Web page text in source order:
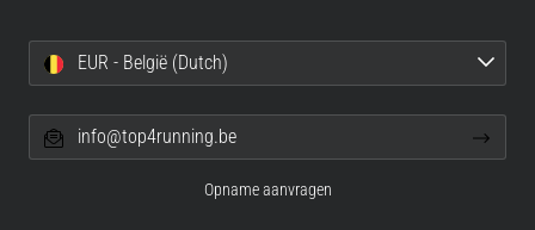
EUR - België (Dutch)
info@top4running.be
Opname aanvragen